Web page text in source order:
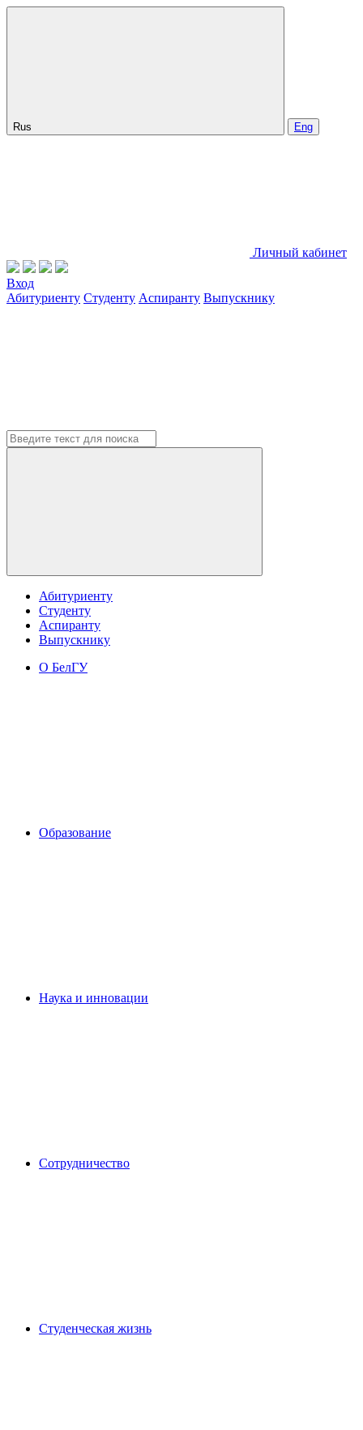
Rus Eng
Личный кабинет
Вход
Абитуриенту Студенту Аспиранту Выпускнику
Абитуриенту
Студенту
Аспиранту
Выпускнику
О БелГУ
Образование
Наука и инновации
Сотрудничество
Студенческая жизнь